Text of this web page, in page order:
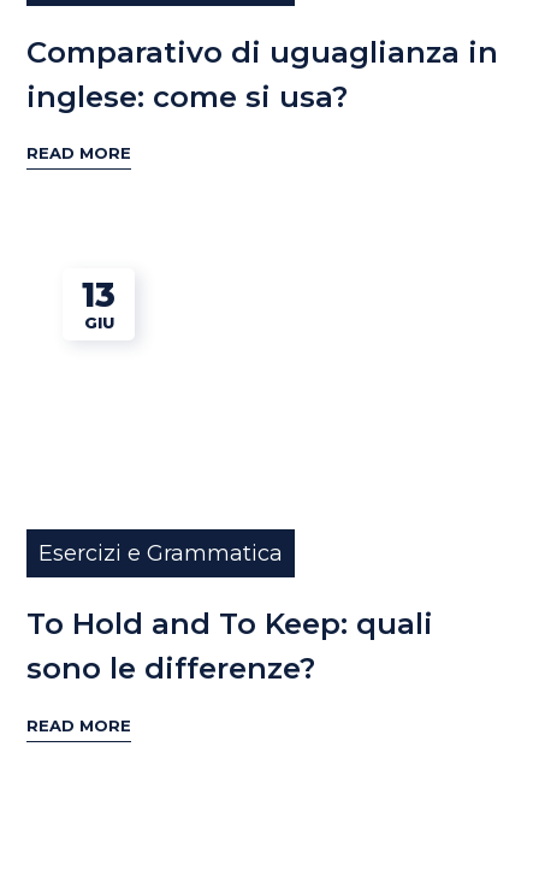
Comparativo di uguaglianza in
inglese: come si usa?
READ MORE
13
GIU
Esercizi e Grammatica
To Hold and To Keep: quali
sono le differenze?
READ MORE